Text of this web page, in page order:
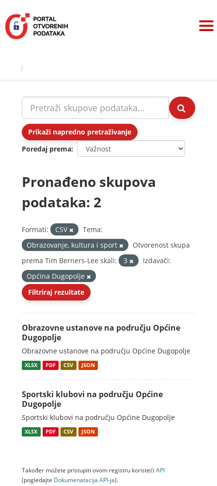
sadržaj
Prikaži napredno pretraživanje
Poredaj prema
Pronađeno skupova
podataka: 2
Formati: CSV
Tema:
Obrazovanje, kultura i sport
Otvorenost skupa
prema Tim Berners-Lee skali:
3
Izdavači:
Općina Dugopolje
Filtriraj rezultate
Obrazovne ustanove na području Općine
Dugopolje
Obrazovne ustanove na području Općine Dugopolje
XLSX PDF CSV JSON
Sportski klubovi na području Općine
Dugopolje
Sportski klubovi na području Općine Dugopolje
XLSX PDF CSV JSON
Također možete pristupiti ovom registru koristeći API
(pogledajte Dokumenаtаcijа API-jа).